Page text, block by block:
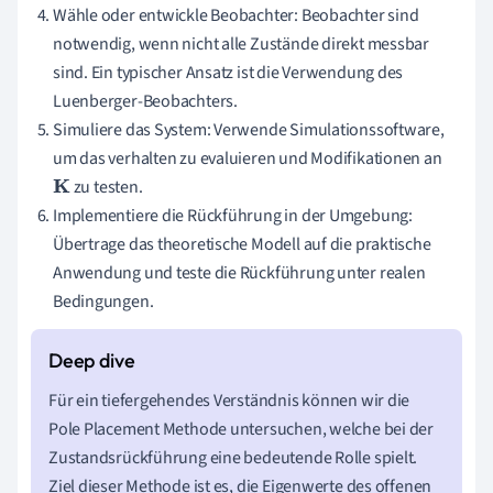
Wähle oder entwickle Beobachter: Beobachter sind
notwendig, wenn nicht alle Zustände direkt messbar
sind. Ein typischer Ansatz ist die Verwendung des
Luenberger-Beobachters.
Simuliere das System: Verwende Simulationssoftware,
um das verhalten zu evaluieren und Modifikationen an
K zu testen.
Implementiere die Rückführung in der Umgebung:
Übertrage das theoretische Modell auf die praktische
Anwendung und teste die Rückführung unter realen
Bedingungen.
Für ein tiefergehendes Verständnis können wir die
Pole Placement Methode untersuchen, welche bei der
Zustandsrückführung eine bedeutende Rolle spielt.
Ziel dieser Methode ist es, die Eigenwerte des offenen